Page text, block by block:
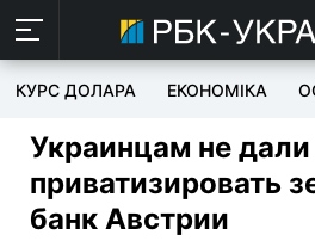
КУРС ДОЛАРА ЕКОНОМІКА
Украинцам не дали
приватизировать
банк Австрии